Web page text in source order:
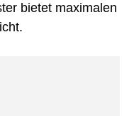
bietet maximalen